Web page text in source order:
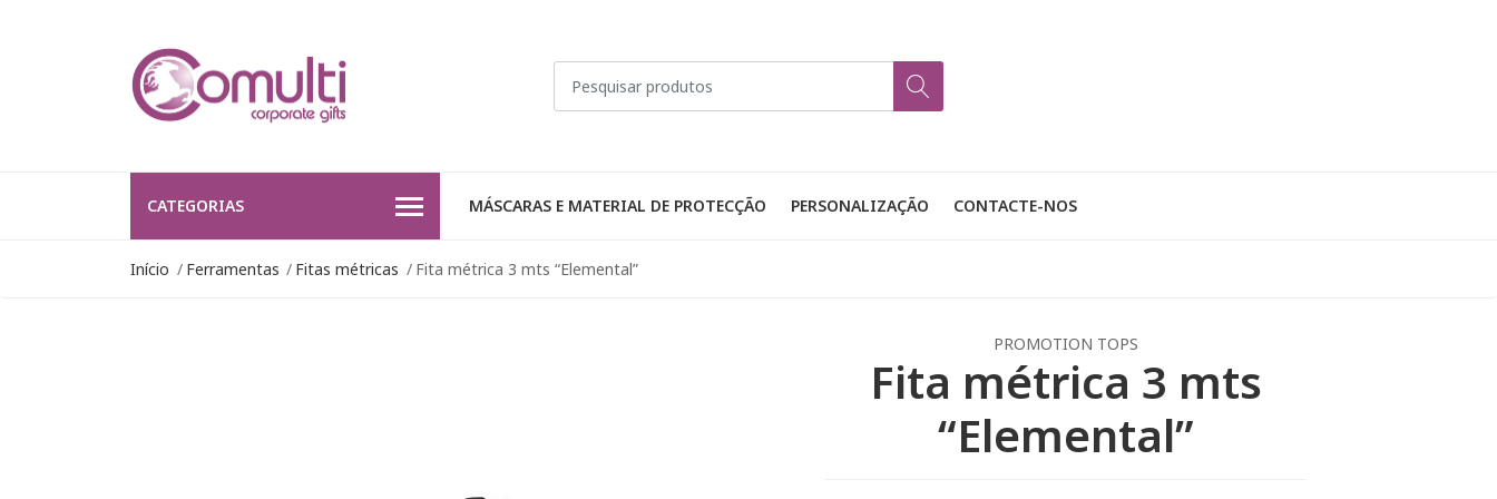
CATEGORIAS MÁSCARAS E MATERIAL DE PROTECÇÃO PERSONALIZAÇÃO CONTACTE-NOS
Início Ferramentas Fitas métricas Fita métrica 3 mts “Elemental”
PROMOTION TOPS
Fita métrica 3 mts
“Elemental”